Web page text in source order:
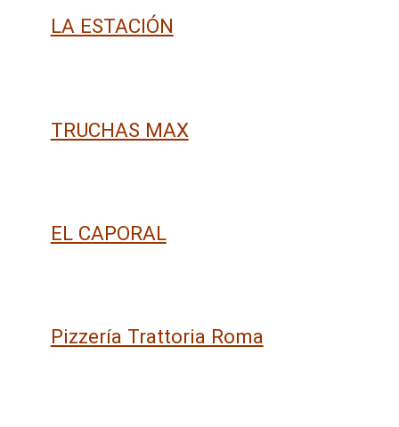
LA ESTACIÓN
TRUCHAS MAX
EL CAPORAL
Pizzería Trattoria Roma